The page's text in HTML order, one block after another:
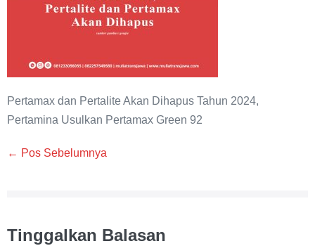
Pertamax dan Pertalite Akan Dihapus Tahun 2024,
Pertamina Usulkan Pertamax Green 92
Navigasi
← Pos Sebelumnya
Tinggalkan Balasan